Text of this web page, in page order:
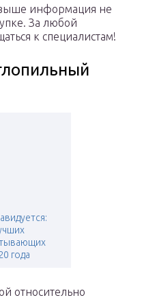
информация не
За любой
к специалистам!
года
относительно